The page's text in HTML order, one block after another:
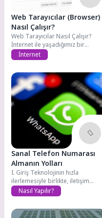
Web Tarayıcılar (Browser)
Nasıl Çalışır?
Web Tarayıcılar Nasıl Çalışır?
İnternet ile yaşadığımız bir
çağdayız. İnternetsiz...
İnternet
Sanal Telefon Numarası
Almanın Yolları
I. Giriş Teknolojinin hızla
ilerlemesiyle birlikte, iletişim
alışkanlıklarımız ve araçlarımız...
Nasıl Yapılır?